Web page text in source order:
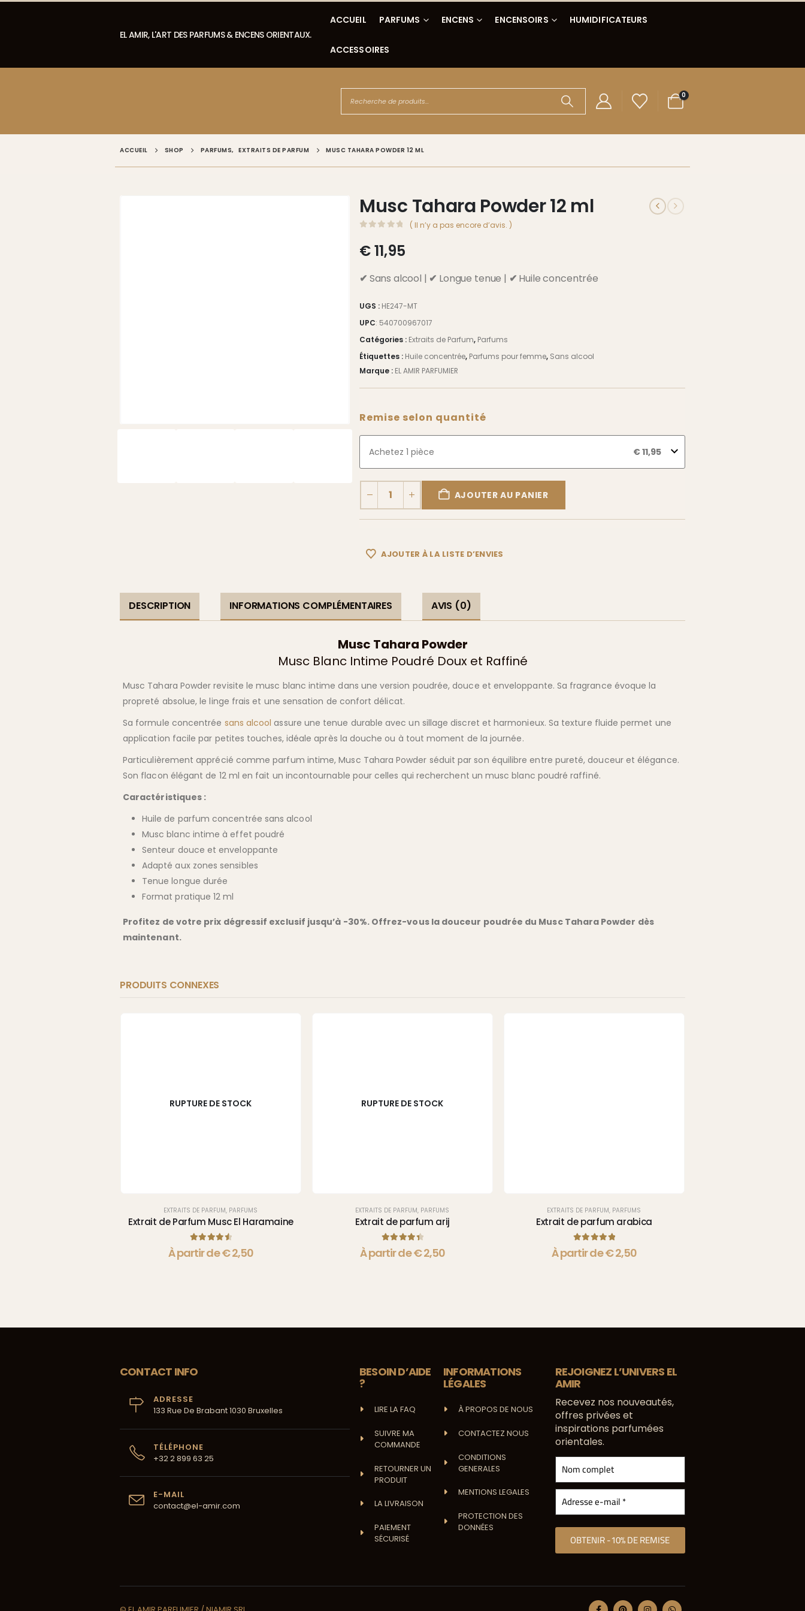
EL AMIR, L'ART DES PARFUMS & ENCENS ORIENTAUX.
ACCUEIL PARFUMS ENCENS ENCENSOIRS HUMIDIFICATEURS
ACCESSOIRES
0
ACCUEIL SHOP PARFUMS, EXTRAITS DE PARFUM MUSC TAHARA POWDER 12 ML
Musc Tahara Powder 12 ml
( Il n’y a pas encore d’avis. )
€11,95
✔ Sans alcool | ✔ Longue tenue | ✔ Huile concentrée
UGS : HE247-MT
UPC: 540700967017
Catégories : Extraits de Parfum, Parfums
Étiquettes : Huile concentrée, Parfums pour femme, Sans alcool
Marque : EL AMIR PARFUMIER
Remise selon quantité
Achetez 1 pièce €11,95
AJOUTER AU PANIER
AJOUTER À LA LISTE D’ENVIES
DESCRIPTION INFORMATIONS COMPLÉMENTAIRES AVIS (0)
Musc Tahara Powder
Musc Blanc Intime Poudré Doux et Raffiné
Musc Tahara Powder revisite le musc blanc intime dans une version poudrée, douce et enveloppante. Sa fragrance évoque la
propreté absolue, le linge frais et une sensation de confort délicat.
Sa formule concentrée sans alcool assure une tenue durable avec un sillage discret et harmonieux. Sa texture fluide permet une
application facile par petites touches, idéale après la douche ou à tout moment de la journée.
Particulièrement apprécié comme parfum intime, Musc Tahara Powder séduit par son équilibre entre pureté, douceur et élégance.
Son flacon élégant de 12 ml en fait un incontournable pour celles qui recherchent un musc blanc poudré raffiné.
Caractéristiques :
Huile de parfum concentrée sans alcool
Musc blanc intime à effet poudré
Senteur douce et enveloppante
Adapté aux zones sensibles
Tenue longue durée
Format pratique 12 ml
Profitez de votre prix dégressif exclusif jusqu’à -30%. Offrez-vous la douceur poudrée du Musc Tahara Powder dès
maintenant.
PRODUITS CONNEXES
RUPTURE DE STOCK
EXTRAITS DE PARFUM, PARFUMS
Extrait de Parfum Musc El Haramaine
4.67
À partir de€2,50
RUPTURE DE STOCK
EXTRAITS DE PARFUM, PARFUMS
Extrait de parfum arij
4.50
À partir de€2,50
EXTRAITS DE PARFUM, PARFUMS
Extrait de parfum arabica
5.00
À partir de€2,50
CONTACT INFO
ADRESSE
133 Rue De Brabant 1030 Bruxelles
TÉLÉPHONE
+32 2 899 63 25
E-MAIL
contact@el-amir.com
BESOIN D’AIDE
?
LIRE LA FAQ
SUIVRE MA
COMMANDE
RETOURNER UN
PRODUIT
LA LIVRAISON
PAIEMENT
SÉCURISÉ
INFORMATIONS
LÉGALES
À PROPOS DE NOUS
CONTACTEZ NOUS
CONDITIONS
GENERALES
MENTIONS LEGALES
PROTECTION DES
DONNÉES
REJOIGNEZ L’UNIVERS EL
AMIR
Recevez nos nouveautés,
offres privées et
inspirations parfumées
orientales.